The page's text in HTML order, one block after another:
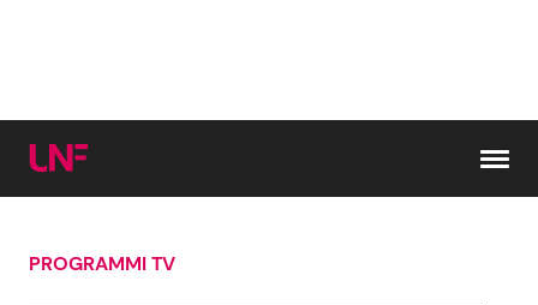
Cerca:
PROGRAMMI TV